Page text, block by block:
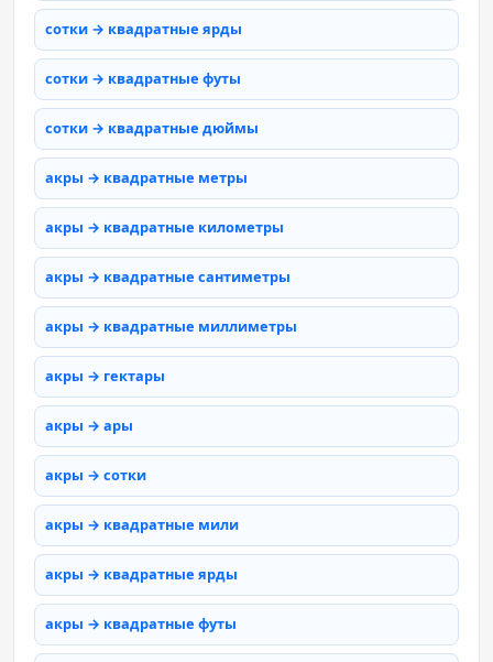
сотки → квадратные ярды
сотки → квадратные футы
сотки → квадратные дюймы
акры → квадратные метры
акры → квадратные километры
акры → квадратные сантиметры
акры → квадратные миллиметры
акры → гектары
акры → ары
акры → сотки
акры → квадратные мили
акры → квадратные ярды
акры → квадратные футы